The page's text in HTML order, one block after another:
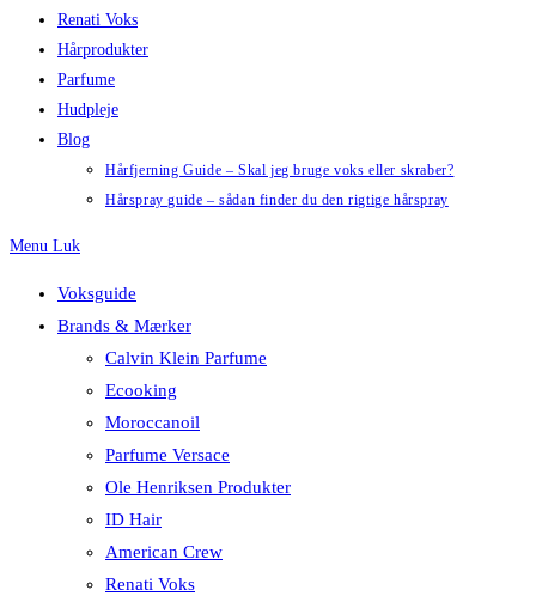
Renati Voks
Hårprodukter
Parfume
Hudpleje
Blog
Hårfjerning Guide – Skal jeg bruge voks eller skraber?
Hårspray guide – sådan finder du den rigtige hårspray
Menu Luk
Voksguide
Brands & Mærker
Calvin Klein Parfume
Ecooking
Moroccanoil
Parfume Versace
Ole Henriksen Produkter
ID Hair
American Crew
Renati Voks